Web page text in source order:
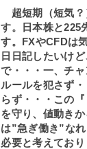
超短期（短気？
す。日本株と225
す。FXやCFDは
日日記したいけ
で・・・一、チャ
ルールを犯さず
らず・・・この
を守り、値動き
は”急ぎ働き”な
必要と考えており